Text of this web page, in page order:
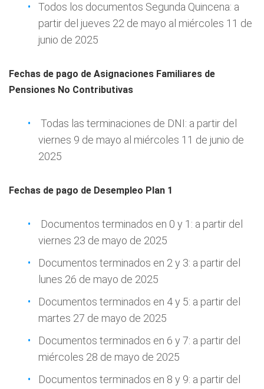
Todos los documentos Segunda Quincena: a
partir del jueves 22 de mayo al miércoles 11 de
junio de 2025
Fechas de pago de Asignaciones Familiares de
Pensiones No Contributivas
Todas las terminaciones de DNI: a partir del
viernes 9 de mayo al miércoles 11 de junio de
2025
Fechas de pago de Desempleo Plan 1
Documentos terminados en 0 y 1: a partir del
viernes 23 de mayo de 2025
Documentos terminados en 2 y 3: a partir del
lunes 26 de mayo de 2025
Documentos terminados en 4 y 5: a partir del
martes 27 de mayo de 2025
Documentos terminados en 6 y 7: a partir del
miércoles 28 de mayo de 2025
Documentos terminados en 8 y 9: a partir del